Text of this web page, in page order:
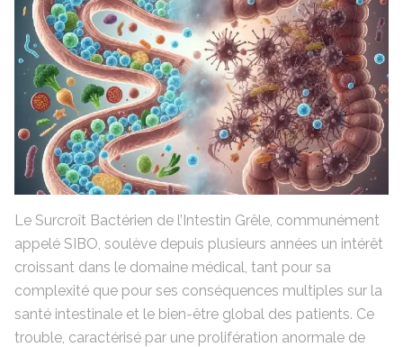
Le Surcroît Bactérien de l’Intestin Grêle, communément
appelé SIBO, soulève depuis plusieurs années un intérêt
croissant dans le domaine médical, tant pour sa
complexité que pour ses conséquences multiples sur la
santé intestinale et le bien-être global des patients. Ce
trouble, caractérisé par une prolifération anormale de